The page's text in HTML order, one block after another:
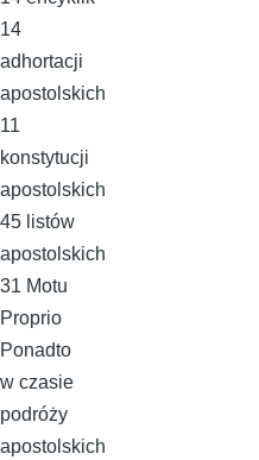
14
adhortacji
apostolskich
11
konstytucji
apostolskich
45 listów
apostolskich
31 Motu
Proprio
Ponadto
w czasie
podróży
apostolskich